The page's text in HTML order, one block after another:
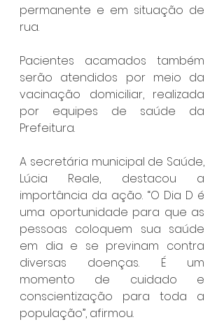
permanente e em situação de
rua.
Pacientes acamados também
serão atendidos por meio da
vacinação domiciliar, realizada
por equipes de saúde da
Prefeitura.
A secretária municipal de Saúde,
Lúcia Reale, destacou a
importância da ação. “O Dia D é
uma oportunidade para que as
pessoas coloquem sua saúde
em dia e se previnam contra
diversas doenças. É um
momento de cuidado e
conscientização para toda a
população”, afirmou.